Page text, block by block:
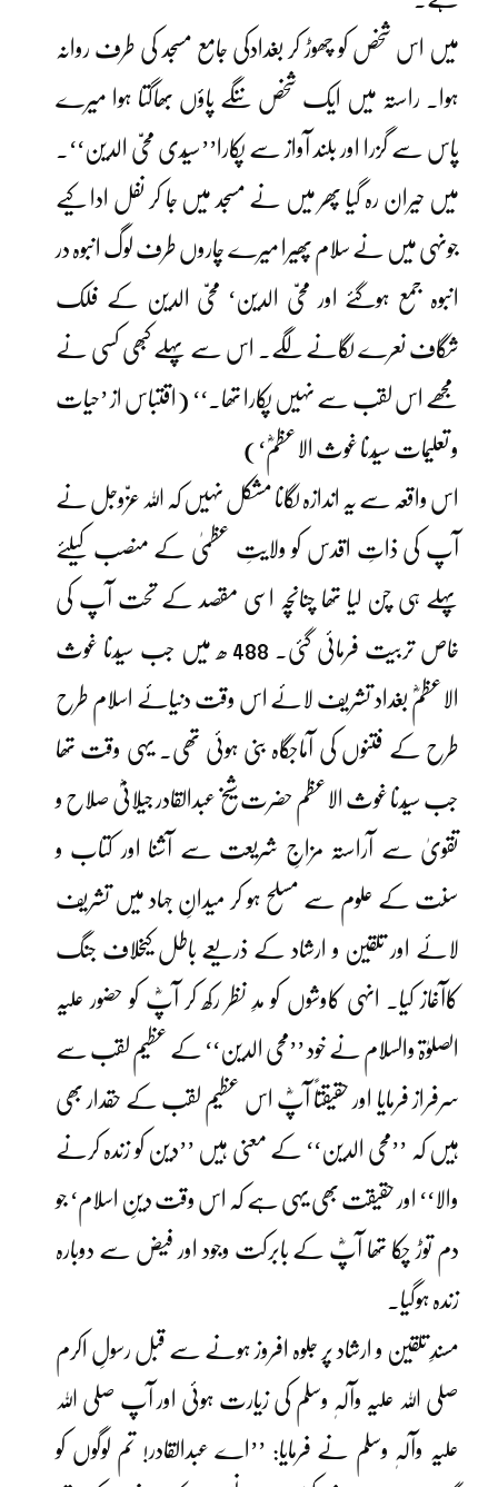
میں اس شخص کو چھوڑ کر بغدادکی جامع مسجد کی طرف روانہ
ہوا۔ راستہ میں ایک شخص ننگے پاؤں بھاگتا ہوا میرے
پاس سے گزرا اور بلند آواز سے پکارا’’سیّدی محیّ الدین‘‘۔
میں حیران رہ گیا پھر میں نے مسجد میں جا کر نفل ادا کیے
جونہی میں نے سلام پھیرا میرے چاروں طرف لوگ انبوہ در
انبوہ جمع ہوگئے اور محیّ الدین‘ محیّ الدین کے فلک
شگاف نعرے لگانے لگے۔ اس سے پہلے کبھی کسی نے
مجھے اس لقب سے نہیں پکارا تھا۔‘‘ (اقتباس از ’حیات
و تعلیمات سیّدنا غوث الاعظمؓ‘)
اس واقعہ سے یہ اندازہ لگانا مشکل نہیں کہ اللہ عزّوجل نے
آپ کی ذاتِ اقدس کو ولایتِ عظمیٰ کے منصب کیلئے
پہلے ہی چن لیا تھا چنانچہ اسی مقصد کے تحت آپ کی
خاص تربیت فرمائی گئی۔ 488 ھ میں جب سیّدنا غوث
الاعظمؓ بغداد تشریف لائے اس وقت دنیائے اسلام طرح
طرح کے فتنوں کی آماجگاہ بنی ہوئی تھی۔ یہی وقت تھا
جب سیّدنا غوث الاعظم حضرت شیخ عبدالقادر جیلانیؓ صلاح و
تقویٰ سے آراستہ مزاجِ شریعت سے آشنا اور کتاب و
سنت کے علوم سے مسلح ہو کر میدانِ جہاد میں تشریف
لائے اور تلقین و ارشاد کے ذریعے باطل کیخلاف جنگ
کاآغاز کیا۔ انہی کاوشوں کو مدِ نظر رکھ کر آپؓ کو حضور علیہ
الصلوٰۃ والسلام نے خود ’’محی الدین‘‘ کے عظیم لقب سے
سرفراز فرمایا اور حقیقتاً آپؓ اس عظیم لقب کے حقدار بھی
ہیں کہ ’’محی الدین‘‘ کے معنی ہیں ’’دین کو زندہ کرنے
والا‘‘ اور حقیقت بھی یہی ہے کہ اس وقت دینِ اسلام‘ جو
دم توڑ چکا تھا آپؓ کے بابرکت وجود اور فیض سے دوبارہ
زندہ ہوگیا۔
مسندِ تلقین و ارشاد پر جلوہ افروز ہونے سے قبل رسولِ اکرم
صلی اللہ علیہ وآلہٖ وسلم کی زیارت ہوئی اور آپ صلی اللہ
علیہ وآلہٖ وسلم نے فرمایا: ’’اے عبدالقادر! تم لوگوں کو